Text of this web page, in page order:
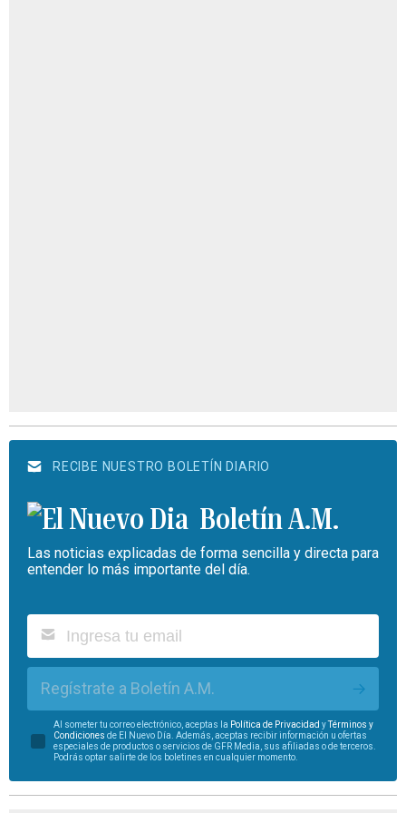
RECIBE NUESTRO BOLETÍN DIARIO
Boletín A.M.
Las noticias explicadas de forma sencilla y directa para
entender lo más importante del día.
Regístrate a Boletín A.M.
Al someter tu correo electrónico, aceptas la Política de Privacidad yTérminos y
Condiciones de El Nuevo Día. Además, aceptas recibir información u ofertas
especiales de productos o servicios de GFR Media, sus afiliadas o de terceros.
Podrás optar salirte de los boletines en cualquier momento.